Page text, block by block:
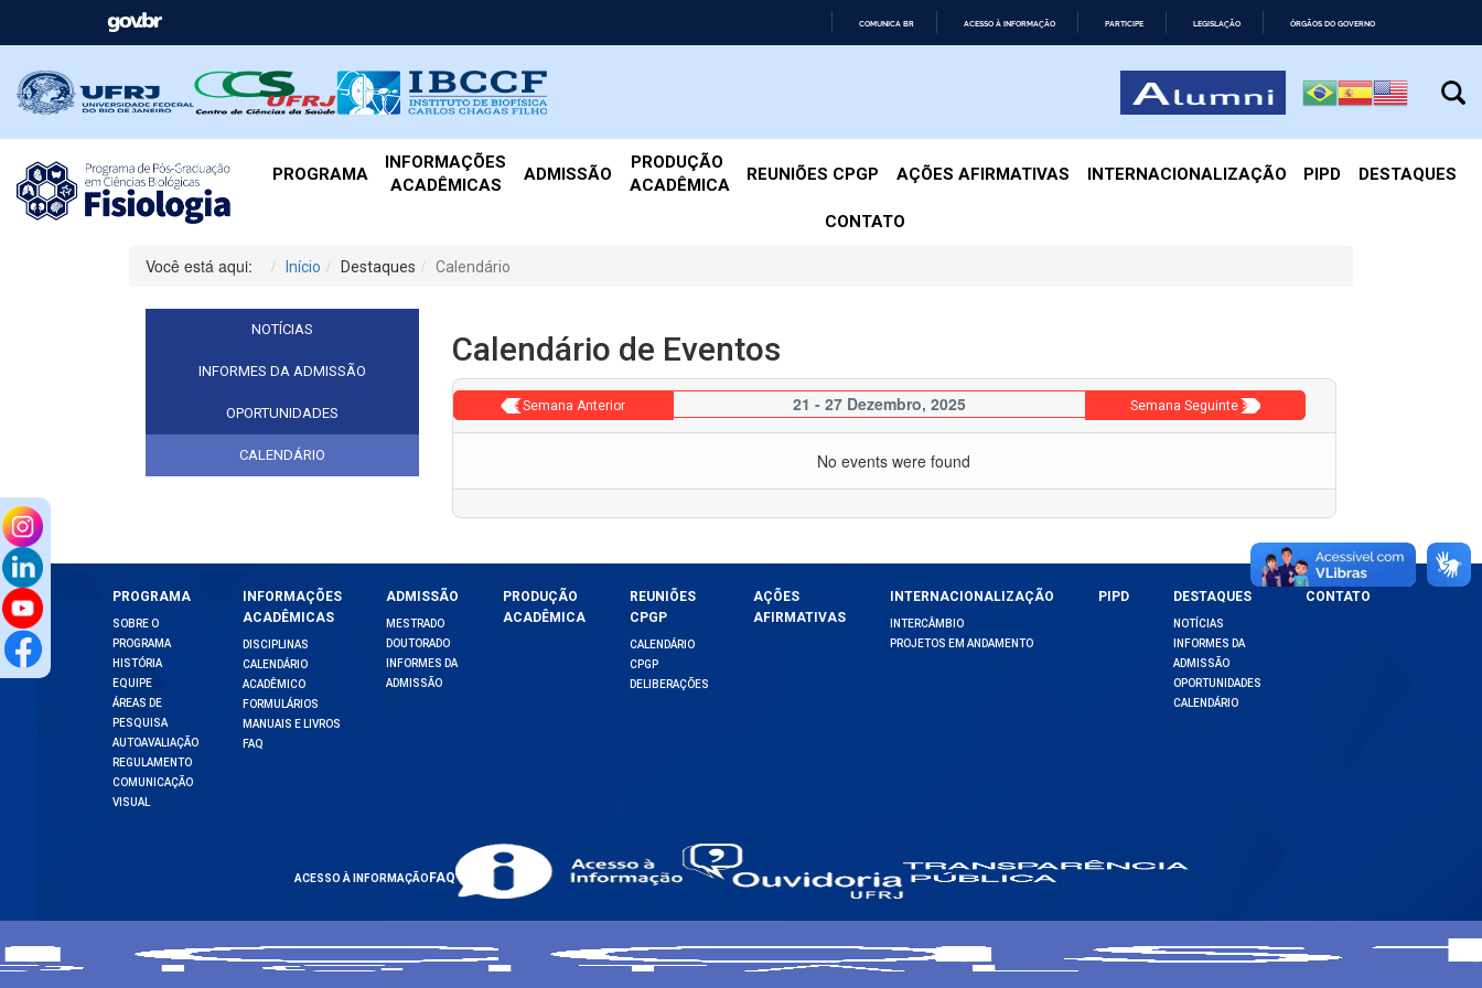
COMUNICA BR ACESSO À INFORMAÇÃO PARTICIPE LEGISLAÇÃO ÓRGÃOS DO GOVERNO
PROGRAMA
INFORMAÇÕES
ACADÊMICAS
ADMISSÃO
PRODUÇÃO
ACADÊMICA
REUNIÕES CPGP AÇÕES AFIRMATIVAS INTERNACIONALIZAÇÃO PIPD DESTAQUES
CONTATO
Você está aqui: Início Destaques Calendário
NOTÍCIAS
INFORMES DA ADMISSÃO
OPORTUNIDADES
CALENDÁRIO
Calendário de Eventos
< Semana Anterior 21 - 27 Dezembro, 2025 Semana Seguinte >
No events were found
PROGRAMA
SOBRE O
PROGRAMA
HISTÓRIA
EQUIPE
ÁREAS DE
PESQUISA
AUTOAVALIAÇÃO
REGULAMENTO
COMUNICAÇÃO
VISUAL
INFORMAÇÕES
ACADÊMICAS
DISCIPLINAS
CALENDÁRIO
ACADÊMICO
FORMULÁRIOS
MANUAIS E LIVROS
FAQ
ADMISSÃO
MESTRADO
DOUTORADO
INFORMES DA
ADMISSÃO
PRODUÇÃO
ACADÊMICA
REUNIÕES
CPGP
CALENDÁRIO
CPGP
DELIBERAÇÕES
AÇÕES
AFIRMATIVAS
INTERNACIONALIZAÇÃO
INTERCÂMBIO
PROJETOS EM ANDAMENTO
PIPD DESTAQUES
NOTÍCIAS
INFORMES DA
ADMISSÃO
OPORTUNIDADES
CALENDÁRIO
CONTATO
ACESSO À INFORMAÇÃOFAQ